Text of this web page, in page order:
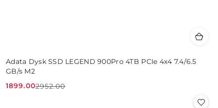
Adata Dysk SSD LEGEND 900Pro 4TB PCIe 4x4 7.4/6.5
GB/s M2
Cena
1899.00
Cena
2952.00